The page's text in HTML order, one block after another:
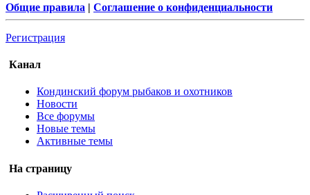
Общие правила | Соглашение о конфиденциальности
Регистрация
Канал
Кондинский форум рыбаков и охотников
Новости
Все форумы
Новые темы
Активные темы
На страницу